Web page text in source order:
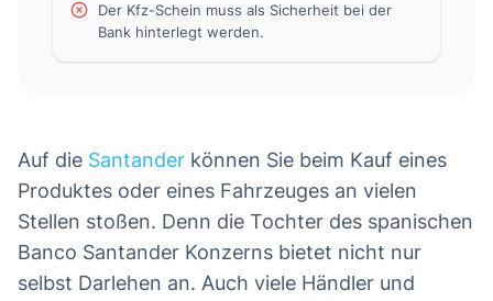
Der Kfz-Schein muss als Sicherheit bei der
Bank hinterlegt werden.
Auf die Santander können Sie beim Kauf eines
Produktes oder eines Fahrzeuges an vielen
Stellen stoßen. Denn die Tochter des spanischen
Banco Santander Konzerns bietet nicht nur
selbst Darlehen an. Auch viele Händler und